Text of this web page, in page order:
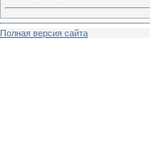
Полная версия сайта